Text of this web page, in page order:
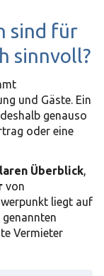
sind für
sinnvoll?
und Gäste. Ein
genauso
oder eine
Überblick,
von
liegt auf
Vermieter